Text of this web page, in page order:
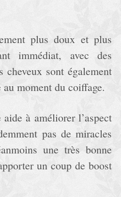
plus doux et plus
immédiat, avec des
cheveux sont également
moment du coiffage.
à améliorer l’aspect
pas de miracles
une très bonne
un coup de boost